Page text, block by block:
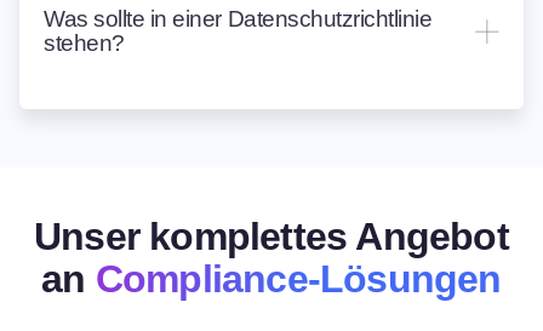
Was sollte in einer Datenschutzrichtlinie
stehen?
Unser komplettes Angebot
an Compliance-Lösungen